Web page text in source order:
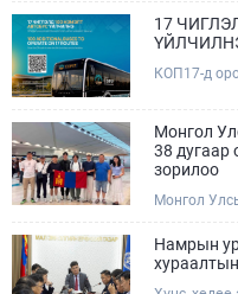
бүтээн
төмөр
тавьж,
17
КОП17-д
буудлууд
гаргасан
хүндэт
харна уу.
Монгол
38 дугаар
зорилоо
Монгол
МХТС-ийн
А.Хүдэр,
Намрын